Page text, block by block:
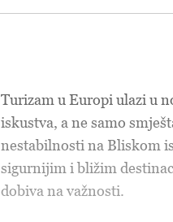
Turizam u Europi ulazi u
iskustva, a ne samo
nestabilnosti na Bliskom
sigurnijim i bližim
dobiva na važnosti.